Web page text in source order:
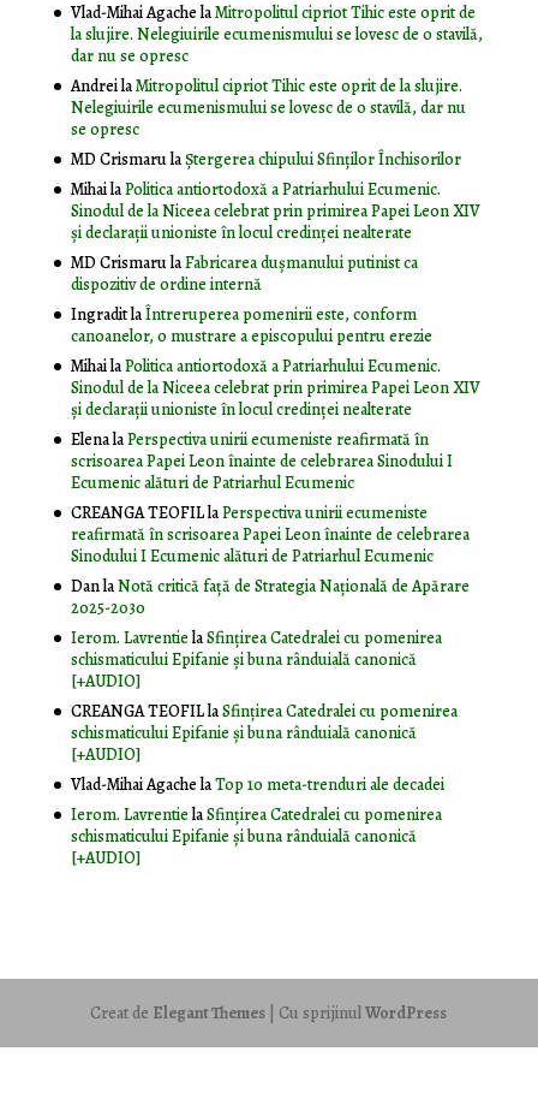
Vlad-Mihai AgachelaMitropolitul cipriot Tihic este oprit de
la slujire. Nelegiuirile ecumenismului se lovesc de o stavilă,
dar nu se opresc
AndreilaMitropolitul cipriot Tihic este oprit de la slujire.
Nelegiuirile ecumenismului se lovesc de o stavilă, dar nu
se opresc
MD CrismarulaŞtergerea chipului Sfinţilor Închisorilor
MihailaPolitica antiortodoxă a Patriarhului Ecumenic.
Sinodul de la Niceea celebrat prin primirea Papei Leon XIV
și declarații unioniste în locul credinței nealterate
MD CrismarulaFabricarea dușmanului putinist ca
dispozitiv de ordine internă
IngraditlaÎntreruperea pomenirii este, conform
canoanelor, o mustrare a episcopului pentru erezie
MihailaPolitica antiortodoxă a Patriarhului Ecumenic.
Sinodul de la Niceea celebrat prin primirea Papei Leon XIV
și declarații unioniste în locul credinței nealterate
ElenalaPerspectiva unirii ecumeniste reafirmată în
scrisoarea Papei Leon înainte de celebrarea Sinodului I
Ecumenic alături de Patriarhul Ecumenic
CREANGA TEOFILlaPerspectiva unirii ecumeniste
reafirmată în scrisoarea Papei Leon înainte de celebrarea
Sinodului I Ecumenic alături de Patriarhul Ecumenic
DanlaNotă critică faţă de Strategia Naţională de Apărare
2025-2030
Ierom. LavrentielaSfințirea Catedralei cu pomenirea
schismaticului Epifanie și buna rânduială canonică
[+AUDIO]
CREANGA TEOFILlaSfințirea Catedralei cu pomenirea
schismaticului Epifanie și buna rânduială canonică
[+AUDIO]
Vlad-Mihai AgachelaTop 10 meta-trenduri ale decadei
Ierom. LavrentielaSfințirea Catedralei cu pomenirea
schismaticului Epifanie și buna rânduială canonică
[+AUDIO]
Creat de Elegant Themes | Cu sprijinulWordPress